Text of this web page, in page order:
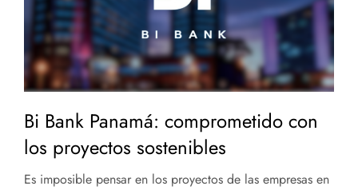
Bi Bank Panamá: comprometido con
los proyectos sostenibles
Es imposible pensar en los proyectos de las empresas en